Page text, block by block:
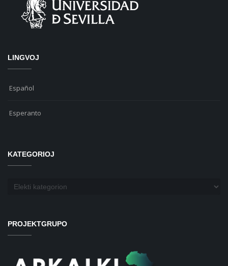
LINGVOJ
Español
Esperanto
KATEGORIOJ
Kategorioj
PROJEKTGRUPO